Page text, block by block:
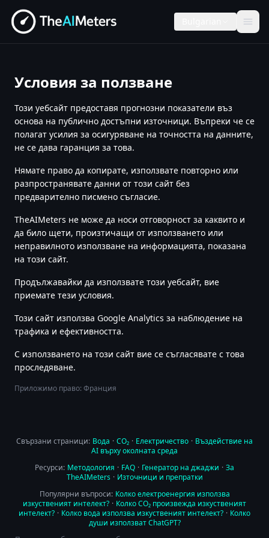
Условия за ползване
Този уебсайт предоставя прогнозни показатели въз
основа на публично достъпни източници. Въпреки че се
полагат усилия за осигуряване на точността на данните,
не се дава гаранция за това.
Нямате право да копирате, използвате повторно или
разпространявате данни от този сайт без
предварително писмено съгласие.
TheAIMeters не може да носи отговорност за каквито и
да било щети, произтичащи от използването или
неправилното използване на информацията, показана
на този сайт.
Продължавайки да използвате този уебсайт, вие
приемате тези условия.
Този сайт използва Google Analytics за наблюдение на
трафика и ефективността.
С използването на този сайт вие се съгласявате с това
проследяване.
Приложимо право: Франция
Свързани страници: Вода · CO₂ · Електричество · Въздействие на
AI върху околната среда
Ресурси: Методология · FAQ · Генератор на джаджи · За
TheAIMeters · Източници и препратки
Популярни въпроси: Колко електроенергия използва
изкуственият интелект? · Колко CO₂ произвежда изкуственият
интелект? · Колко вода използва изкуственият интелект? · Колко
души използват ChatGPT?